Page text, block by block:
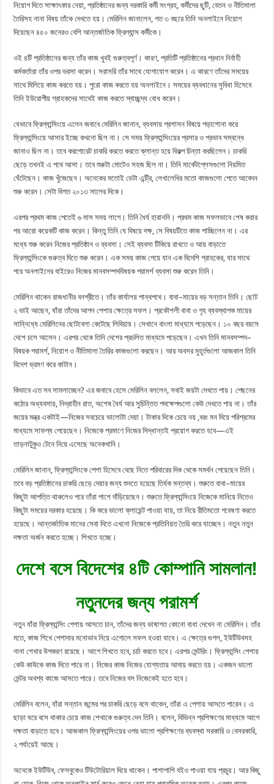
নিয়োগ দিতে সাক্ষাৎকার নেয়া, প্রতিষ্ঠানের জন্য দরকারি কর্মী সংগ্রহ, কর্মীদের ছুটি, বেতন ও নীতিমালা
তৈরিসহ নানা বিষয় তাঁকে দেখতে হয়। মেরিলিন জানালেন, গত ৩ বছরে তিনি অনলাইনে নিয়োগ
দিয়েছেন ৪৫০ জনেরও বেশি আন্তর্জাতিক ফ্রিল্যান্স কর্মীকে।
ওই ৪টি প্রতিষ্ঠানের জন্য তাঁর কাজ খুবই গুরুত্বপূর্ণ। কারণ, প্রতিটি প্রতিষ্ঠানের প্রধান নির্বাহী
কর্মকর্তারা তাঁর ওপর ভরসা করেন। সরাসরি তাঁর সাথে যোগাযোগ করেন। এ কারণে তাঁদের সময়ের
সাথে মিলিয়ে কাজ করতে হয়। পুরো কাজ করতে হয় অনলাইনে। সময়ের ব্যবধানের সুবিধা হিসেবে
তিনি ইউরোপীয় গ্রাহকদের সাথেই কাজ করতে স্বাচ্ছন্দ্য বোধ করেন।
যেভাবে ফ্রিল্যান্সিংয়ে এলেন জবাবে মেরিলিন জানান, ব্যবসায় প্রশাসন বিষয়ে পড়াশোনা করে
ফ্রিল্যান্সিংয়ে আসার ইচ্ছে কখনো ছিল না। সে সময় ফ্রিল্যান্সিংয়ের প্রসার ও প্রভাব সম্বন্ধে
জানাও ছিল না। তবে করপোরেট চাকরি করতে করতে ক্লান্ত হয়ে বিকল্প চিন্তা করছিলেন। চাকরি
ছেড়ে তখনই এ পথে আসা। তবে শুরুটা মোটেও সহজ ছিল না। তিনি মার্কেটপ্লেসগুলো নিয়মিত
ঘেঁটেছেন। কাজ খুঁজেছেন। অনেকের মতোই ডেটা এন্ট্রি, লেখালেখির মতো কাজগুলো পেতে আবেদন
শুরু করেন। সেটা বিগত ২০১৩ সালের দিকে।
এরপর প্রথম কাজ পেতেই ৬ মাস সময় লাগে। তিনি ধৈর্য হারাননি। প্রথম কাজ সফলভাবে শেষ করার
পর আরো কয়েকটি কাজ করেন। কিন্তু তিনি যে বিষয়ে দক্ষ, সে বিষয়টিতে কাজ পাচ্ছিলেন না। এর
মধ্যে শুরু করেন নিজের প্রতিষ্ঠান ও ব্যবসা। সেই ব্যবসা টিকিয়ে রাখতে ও আয় বাড়াতে
ফ্রিল্যান্সিংকে গুরুত্ব দিতে শুরু করেন। এক সময় কাজ পেয়ে যান এক বিদেশি গ্রাহকের, যার সাথে
পরে অনলাইনের বাইরেও নিজের মানবসম্পদবিষয়ক পরামর্শ ব্যবসা শুরু করেন তিনি।
মেরিলিন থাকেন রাজধানীর বনশ্রীতে। তাঁর কার্যালয় পান্থপথে। বাবা–মায়ের বড় সন্তান তিনি। ছোট
২ ভাই আছেন, যাঁরা তাঁদের আপন পেশার ক্ষেত্রে সফল। প্রকৌশলী বাবা ও গৃহ ব্যবস্থাপক মায়ের
সান্নিধ্যে মেরিলিনের ছোটবেলা কেটেছে লিবিয়ায়। সেখানে বাংলা মাধ্যমে পড়েছেন। ১০ বছর বয়সে
দেশে চলে আসেন। এরপর থেকে তিনি দেশের প্রচলিত মাধ্যমে পড়েছেন। এখন তিনি মানবসম্পদ–
বিষয়ক পরামর্শ, নিয়োগ ও নীতিমালা তৈরির কাজগুলো করছেন। আর অবসর মুহূর্তগুলো আজকাল তিনি
বিদেশ ভ্রমণ করে কাটান।
কিভাবে এত সব সামলাচ্ছেন? এর জবাবে হেসে মেরিলিন বললেন, সবাই জয়টা দেখতে পায়। পেছনের
কঠোর অধ্যবসায়, নিদ্রাহীন রাত, অশেষ ধৈর্য আর সুচিন্তিত পদক্ষেপগুলো কেউ দেখতে পায় না। তাঁর
জয়ের মন্ত্র একটাই—নিজের সবচেয়ে ভালোটা দেয়া। টাকার দিকে চেয়ে নয় ,বরং মন দিয়ে পরিশ্রমের
মাধ্যমে সাফল্য পেয়েছেন। নিজেকে প্রমাণে নিজের সিদ্ধান্তই প্রয়োগ করতে হবে—এই
তাড়নাটুকুও টেনে নিয়ে এসেছে অনেকখানি।
মেরিলিন জানান, ফ্রিল্যান্সিংকে পেশা হিসেবে বেছে নিতে পরিবারের দিক থেকে সমর্থন পেয়েছেন তিনি।
তবে বড় প্রতিষ্ঠানের চাকরি ছেড়ে দেয়ার জন্য শুনতে হয়েছে তির্যক মন্তব্য। শুরুতে বাবা–মায়ের
কিছুটা আপত্তি থাকলেও পরে তাঁরা পাশে দাঁড়িয়েছেন। শুরুতে ফ্রিল্যান্সিংয়ে নিজেকে মানিয়ে নিতেও
কিছুটা সময়ের দরকার হয়েছে। কি করে ভালো ক্লায়েন্ট পাওয়া যায়, তা নিয়ে রীতিমতো গবেষণা করতে
হয়েছে। আন্তর্জাতিক মানের সেবা দিতে এখনো নিজেকে প্রতিনিয়ত তৈরি করে যাচ্ছেন। নতুন নতুন
দক্ষতা অর্জন করতে হচ্ছে। শিখতে হচ্ছে।
দেশে বসে বিদেশের ৪টি কোম্পানি সামলান!
নতুনদের জন্য পরামর্শ
নতুন যাঁরা ফ্রিল্যান্সিং পেশায় আসতে চান, তাঁদের জন্য ভাষাগত কোনো বাধা দেখেন না মেরিলিন। তাঁর
মতে, কাজ শিখে পেশাদার মনোভাব নিয়ে এগোলে সফল হওয়া যাবে। এ ক্ষেত্রে গুগল, ইউটিউবসহ
নানা শেখার উপকরণ রয়েছে। আগে শিখতে হবে, চর্চা করতে হবে। এরপর মেন্টরিং। ফ্রিল্যান্সিং পেশায়
কেউ কাউকে কাজ দিতে পারে না। নিজের কাজ নিজের যোগ্যতায় আদায় করতে হয়। একজন ভালো
মেন্টর অবশ্য কাজে আসতে পারে। তবে নিজের বস নিজেকেই হতে হবে।
মেরিলিন বলেন, যাঁরা সন্তান জন্মের পর চাকরি ছেড়ে বসে থাকেন, তাঁরা এ পেশায় আসতে পারেন। এ
ছাড়া ঘরে বসে থাকার চেয়ে কাজ শেখাকে গুরুত্ব দেন তিনি। বলেন, বিভিন্ন প্রশিক্ষণের মাধ্যমে আগে
দক্ষতা বাড়াতে হবে। আজকাল ফ্রিল্যান্সিংয়ের ওপর ভালো প্রশিক্ষণের ব্যবস্থা সরকারি ও বেসরকারি,
২ পর্যায়েই আছে।
অনেকে ইউটিউব, ফেসবুকেও টিউটোরিয়াল দিয়ে থাকেন। পাশাপাশি বইও পাওয়া যায় প্রচুর। আর কিছু